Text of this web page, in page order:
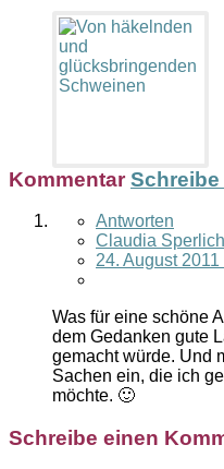
Kommentar
Antworten
Claudia Sperlich
24. August 2011
Was für eine schöne
dem Gedanken gute
gemacht würde. Und
Sachen ein, die ich
möchte. 🙂
Schreibe einen